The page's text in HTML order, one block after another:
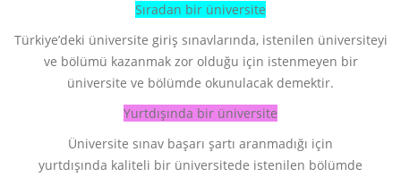
Sıradan bir üniversite
Türkiye’deki üniversite giriş sınavlarında, istenilen üniversiteyi
ve bölümü kazanmak zor olduğu için istenmeyen bir
üniversite ve bölümde okunulacak demektir.
Yurtdışında bir üniversite
Üniversite sınav başarı şartı aranmadığı için
yurtdışında kaliteli bir üniversitede istenilen bölümde